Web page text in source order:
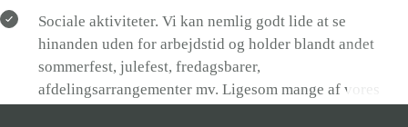
tutor/mentorordninger osv.
om dine fritidsinteresser.
Det fortæller nemlig også
Sociale aktiviteter. Vi kan nemlig godt lide at se
hinanden uden for arbejdstid og holder blandt andet
sommerfest, julefest, fredagsbarer,
afdelingsarrangementer mv. Ligesom mange af vores